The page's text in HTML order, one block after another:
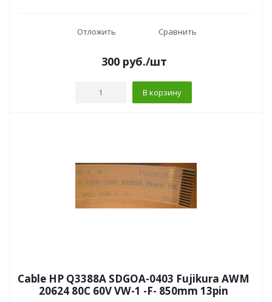
Отложить Сравнить
300руб./шт
В корзину
Cable HP Q3388A SDGOA-0403 Fujikura AWM
20624 80C 60V VW-1 -F- 850mm 13pin